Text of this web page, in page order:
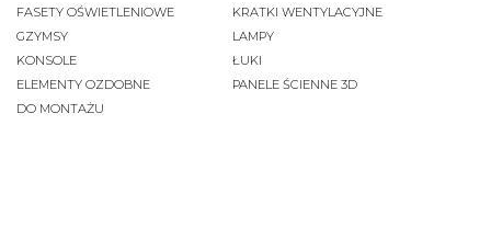
FASETY OŚWIETLENIOWE
GZYMSY
KONSOLE
ELEMENTY OZDOBNE
DO MONTAŻU
KRATKI WENTYLACYJNE
LAMPY
ŁUKI
PANELE ŚCIENNE 3D